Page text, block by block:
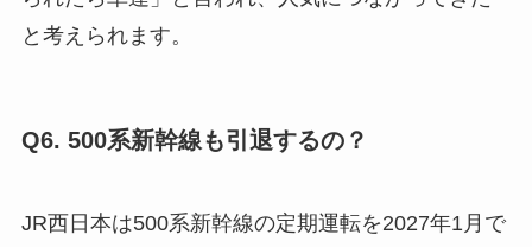
と考えられます。
Q6. 500系新幹線も引退するの？
JR西日本は500系新幹線の定期運転を2027年1月で